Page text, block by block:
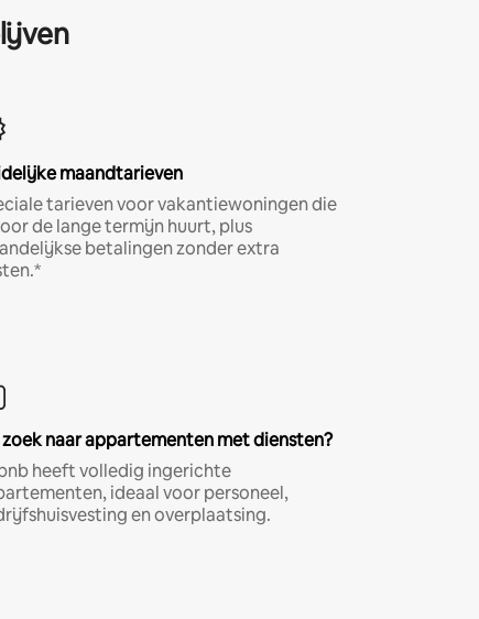
maandtarieven
tarieven voor vakantiewoningen die
de lange termijn huurt, plus
betalingen zonder extra
naar appartementen met diensten?
heeft volledig ingerichte
ideaal voor personeel,
en overplaatsing.